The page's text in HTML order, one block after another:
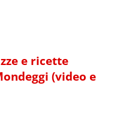
e ricette
(video e